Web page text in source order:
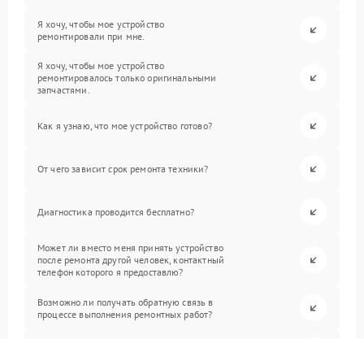
Я хочу, чтобы мое устройство
ремонтировали при мне.
Я хочу, чтобы мое устройство
ремонтировалось только оригинальными
запчастями.
Как я узнаю, что мое устройство готово?
От чего зависит срок ремонта техники?
Диагностика проводится бесплатно?
Может ли вместо меня принять устройство
после ремонта другой человек, контактный
телефон которого я предоставлю?
Возможно ли получать обратную связь в
процессе выполнения ремонтных работ?